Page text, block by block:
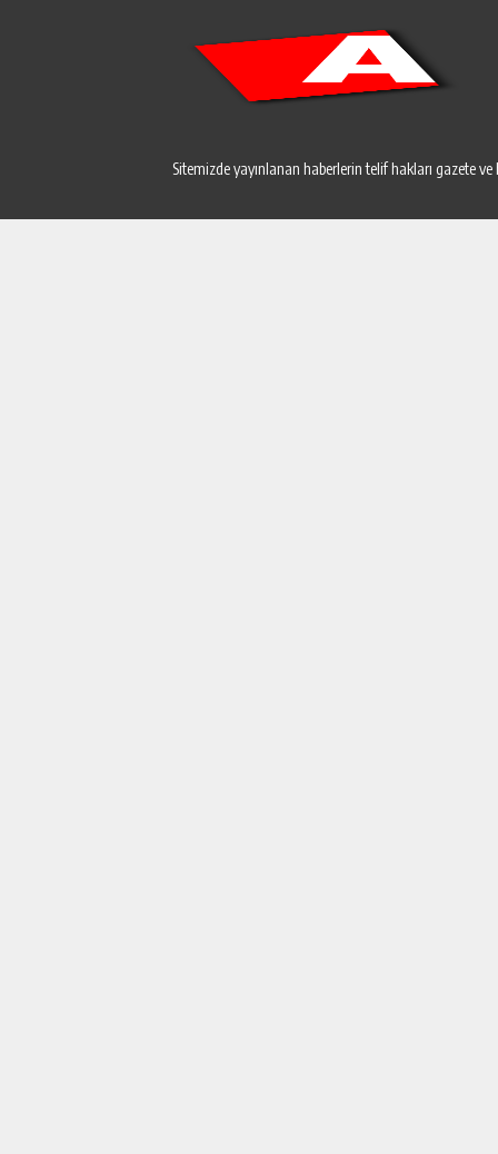
Sitemizde yayınlanan haberlerin telif hakları gazete